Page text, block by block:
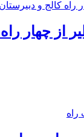
چهار راه